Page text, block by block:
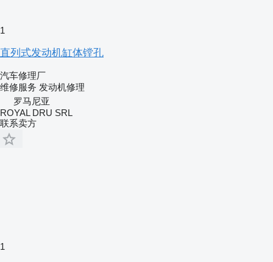
1
直列式发动机缸体镗孔
汽车修理厂
维修服务 发动机修理
罗马尼亚
ROYAL DRU SRL
联系卖方
1